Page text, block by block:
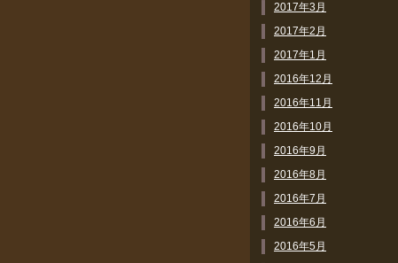
2017年3月
2017年2月
2017年1月
2016年12月
2016年11月
2016年10月
2016年9月
2016年8月
2016年7月
2016年6月
2016年5月